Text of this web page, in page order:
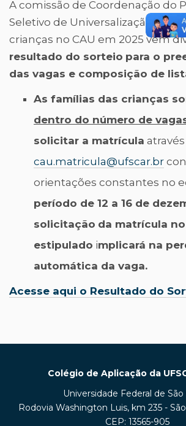
A comissão de Coordenação do
Seletivo de Universalização para
crianças no CAU em 2025 vem
resultado do sorteio para o
das vagas e composição de
As famílias das crianças
dentro do número de
solicitar a matrícula
cau.matricula@ufscar.br
orientações constantes no
período de 12 a 16 de
solicitação da matrícula
estipulado implicará na
automática da vaga.
Acesse aqui o Resultado do
Colégio de Aplicação da
Universidade Federal de São
Rodovia Washington Luis, km 235 -
CEP: 13565-905